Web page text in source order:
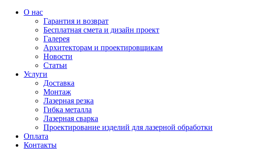
О нас
Гарантия и возврат
Бесплатная смета и дизайн проект
Галерея
Архитекторам и проектировщикам
Новости
Статьи
Услуги
Доставка
Монтаж
Лазерная резка
Гибка металла
Лазерная сварка
Проектирование изделий для лазерной обработки
Оплата
Контакты